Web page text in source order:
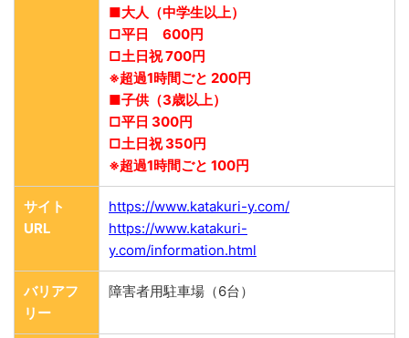
■大人（中学生以上）
□平日 600円
□土日祝 700円
※超過1時間ごと 200円
■子供（3歳以上）
□平日 300円
□土日祝 350円
※超過1時間ごと 100円
サイト
URL
https://www.katakuri-y.com/
https://www.katakuri-
y.com/information.html
バリアフ
リー
障害者用駐車場（6台）